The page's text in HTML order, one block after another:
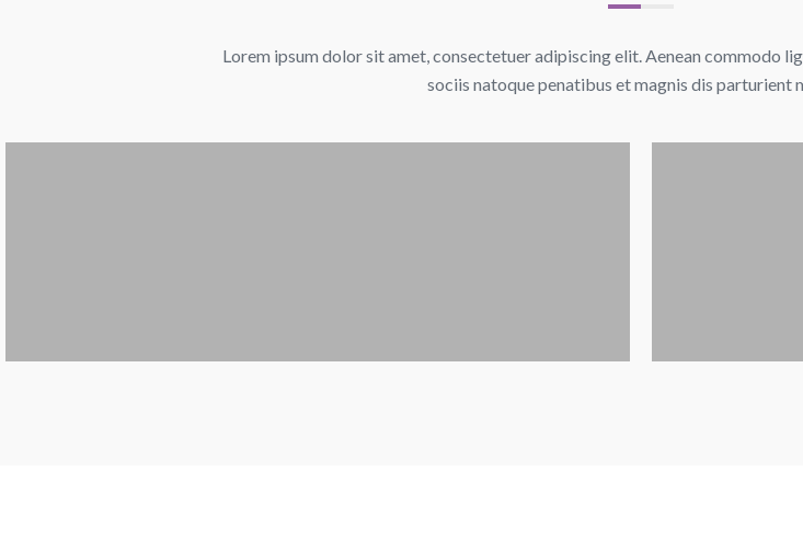
Lorem ipsum dolor sit amet, consectetuer adipiscing elit. Aenean commodo
sociis natoque penatibus et magnis dis parturient